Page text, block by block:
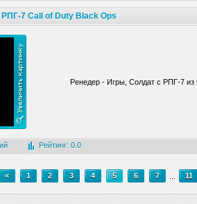
7 Call of Duty Black Ops
Ренедер - Игры, Солдат c РПГ-7 из
Рейтинг: 0.0
« 1 2 3 4 5 6 7 11